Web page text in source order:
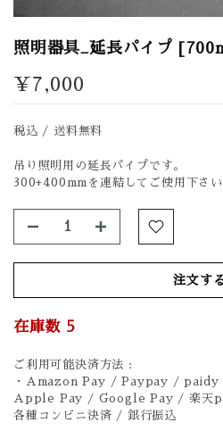
照明器具_延長パイプ
¥7,000
税込 / 送料無料
吊り照明用の延長パイプです。
300+400mmを連結してご使用下さい
注文す
在庫数 5
ご利用可能決済方法 :
・Amazon Pay / Paypay / paidy
Apple Pay / Google Pay / 楽天
各種コンビニ決済 / 銀行振込